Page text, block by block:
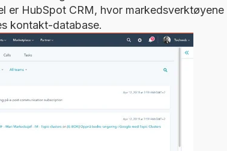
er HubSpot CRM, hvor markedsverktøyene
kontakt-database.